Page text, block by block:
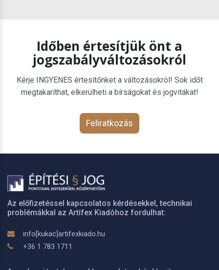
Időben értesítjük önt a
jogszabályváltozásokról
Kérje INGYENES értesítőnket a változásokról! Sok időt
megtakaríthat, elkerülheti a bírságokat és jogvitákat!
Feliratkozás
Az előfizetéssel kapcsolatos kérdésekkel, technikai
problémákkal az Artifex Kiadóhoz fordulhat:
info[kukac]artifexkiado.hu
+36 1 783 1711